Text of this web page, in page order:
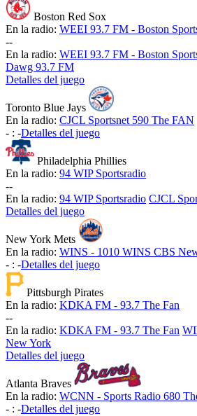
Boston Red Sox
En la radio: WEEI 93.7 FM - Boston
--
En la radio: WEEI 93.7 FM - Boston
Dawg 93.7 FM
Detalles del juego
Toronto Blue Jays
En la radio: CJCL Sportsnet 590 The FAN
- : -Detalles del juego
Philadelphia Phillies
En la radio: 94 WIP Sportsradio
--
En la radio: 94 WIP Sportsradio CJCL
Detalles del juego
New York Mets
En la radio: WINS - 1010 WINS CBS
- : -Detalles del juego
Pittsburgh Pirates
En la radio: KDKA FM - 93.7 The Fan
--
En la radio: KDKA FM - 93.7 The Fan
New York
Detalles del juego
Atlanta Braves
En la radio: WCNN - Sports Radio 680
- : -Detalles del juego